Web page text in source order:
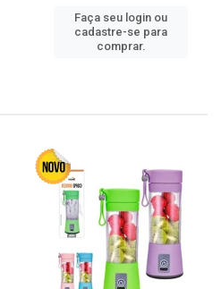
Faça seu login ou
cadastre-se para
comprar.